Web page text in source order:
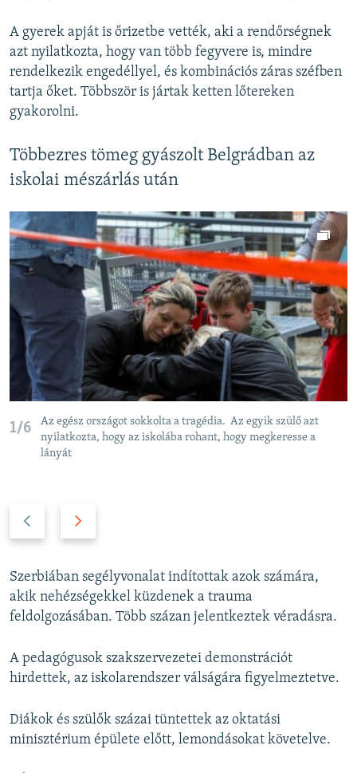
A gyerek apját is őrizetbe vették, aki a rendőrségnek
azt nyilatkozta, hogy van több fegyvere is, mindre
rendelkezik engedéllyel, és kombinációs záras széfben
tartja őket. Többször is jártak ketten lőtereken
gyakorolni.
Többezres tömeg gyászolt Belgrádban az
iskolai mészárlás után
1/6
Az egész országot sokkolta a tragédia. Az egyik szülő azt
nyilatkozta, hogy az iskolába rohant, hogy megkeresse a
lányát
v
i
o
s
s
i
t
s
l
d
e
Szerbiában segélyvonalat indítottak azok számára,
akik nehézségekkel küzdenek a trauma
feldolgozásában. Több százan jelentkeztek véradásra.
A pedagógusok szakszervezetei demonstrációt
hirdettek, az iskolarendszer válságára figyelmeztetve.
Diákok és szülők százai tüntettek az oktatási
minisztérium épülete előtt, lemondásokat követelve.